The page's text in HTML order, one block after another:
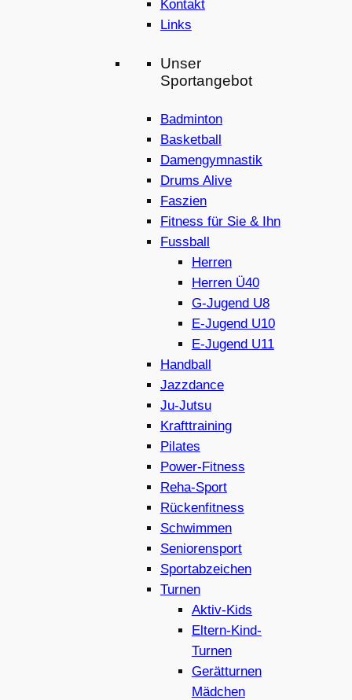
Kontakt
Links
Unser
Sportangebot
Badminton
Basketball
Damengymnastik
Drums Alive
Faszien
Fitness für Sie & Ihn
Fussball
Herren
Herren Ü40
G-Jugend U8
E-Jugend U10
E-Jugend U11
Handball
Jazzdance
Ju-Jutsu
Krafttraining
Pilates
Power-Fitness
Reha-Sport
Rückenfitness
Schwimmen
Seniorensport
Sportabzeichen
Turnen
Aktiv-Kids
Eltern-Kind-
Turnen
Gerätturnen
Mädchen